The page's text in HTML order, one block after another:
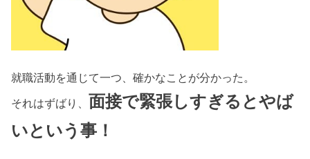
就職活動を通じて一つ、確かなことが分かった。
それはずばり、 面接で緊張しすぎるとやば
いという事！